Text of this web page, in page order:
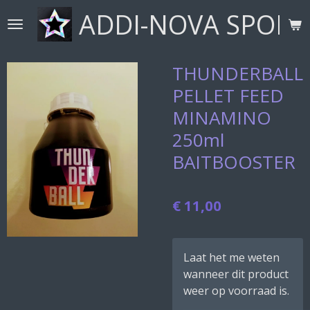
direct
de
ADDI-NOVA
THUNDERBALL
PELLET FEED
MINAMINO
250ml
BAITBOOSTER
€ 11,00
Laat het me weten
wanneer dit product
weer op voorraad is.